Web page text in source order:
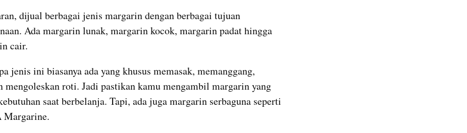
dijual berbagai jenis margarin dengan berbagai tujuan
Ada margarin lunak, margarin kocok, margarin padat hingga
cair.
jenis ini biasanya ada yang khusus memasak, memanggang,
mengoleskan roti. Jadi pastikan kamu mengambil margarin yang
saat berbelanja. Tapi, ada juga margarin serbaguna seperti